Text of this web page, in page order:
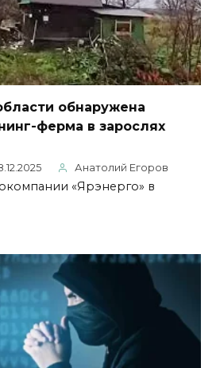
обнаружена
ферма в зарослях
Анатолий Егоров
«Ярэнерго» в